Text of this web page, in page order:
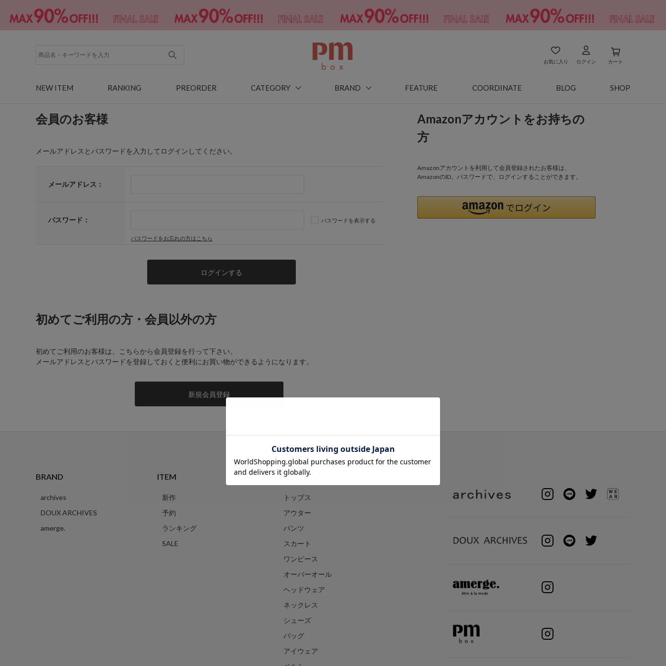
お気に入り ログイン カート
NEW ITEM RANKING PREORDER CATEGORY BRAND FEATURE COORDINATE BLOG SHOP
会員のお客様
メールアドレスとパスワードを入力してログインしてください。
メールアドレス：
パスワード： パスワードを表示する
パスワードをお忘れの方はこちら
Amazonアカウントをお持ちの
方
Amazonアカウントを利用して会員登録されたお客様は、
AmazonのID、パスワードで、ログインすることができます。
初めてご利用の方・会員以外の方
初めてご利用のお客様は、こちらから会員登録を行って下さい。
メールアドレスとパスワードを登録しておくと便利にお買い物ができるようになります。
BRAND
archives
DOUX ARCHIVES
amerge.
ITEM
新作
予約
ランキング
SALE
CATEGORY
トップス
アウター
パンツ
スカート
ワンピース
オーバーオール
ヘッドウェア
ネックレス
シューズ
バッグ
アイウェア